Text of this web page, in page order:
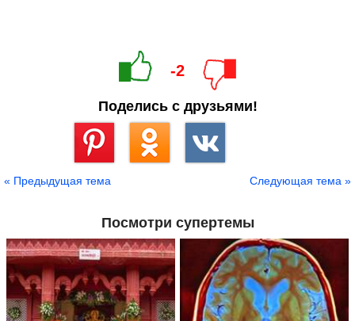
-2
Поделись с друзьями!
« Предыдущая тема Следующая тема »
Посмотри супертемы